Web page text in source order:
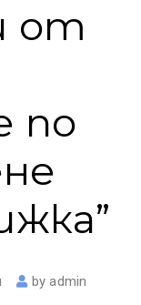
от
по
byadmin